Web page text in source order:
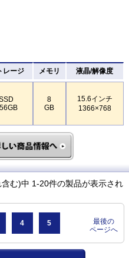
レージ メモリ 液晶/解像度
8
GB
15.6インチ
1366×768
む)中 1-20件の製品が表示され
4 5
最後の
ページへ